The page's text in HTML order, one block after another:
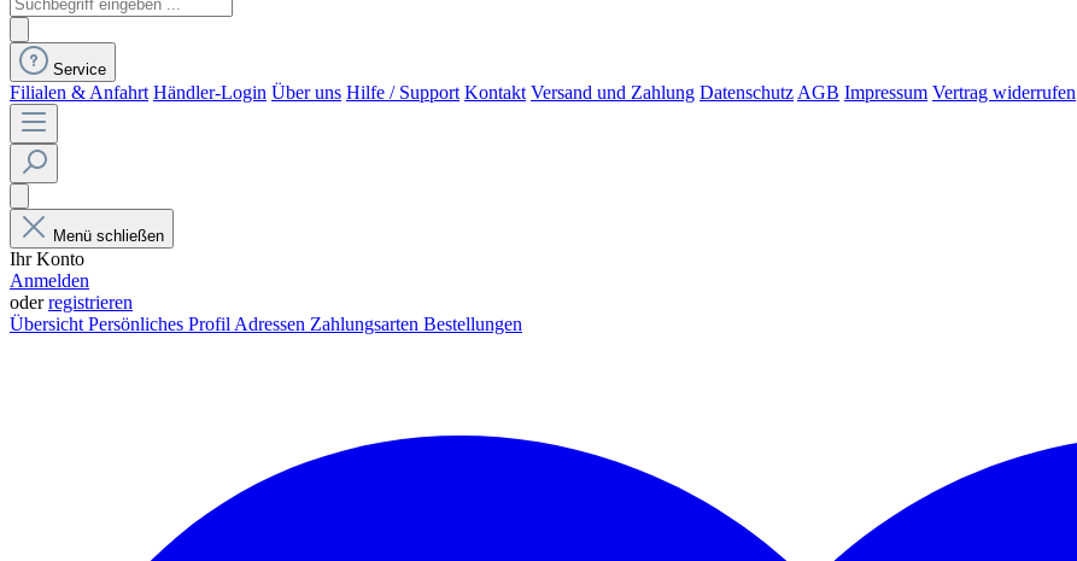
Service
Filialen & Anfahrt Händler-Login Über uns Hilfe / Support Kontakt Versand und Zahlung DatenschutzAGB Impressum Vertrag widerrufen
Menü schließen
Ihr Konto
Anmelden
oderregistrieren
ÜbersichtPersönliches ProfilAdressen Zahlungsarten Bestellungen